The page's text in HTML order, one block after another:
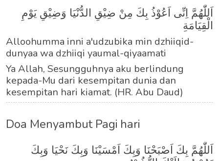
اَللّٰهُمَّ اِنِّى اَعُوْذُ بِكَ مِنْ ضِيْقِ الدُّنْيَا وَضِيْقِ يَوْمِ
الْقِيَامَةِ
Alloohumma inni a'udzubika min dzhiiqid-
dunyaa wa dzhiiqi yaumal-qiyaamati
Ya Allah, Sesungguhnya aku berlindung
kepada-Mu dari kesempitan dunia dan
kesempitan hari kiamat. (HR. Abu Daud)
Doa Menyambut Pagi hari
اَللّٰهُمَّ بِكَ اَصْبَحْنَا وَبِكَ اَمْسَيْنَا وَبِكَ نَحْيَا وَبِكَ